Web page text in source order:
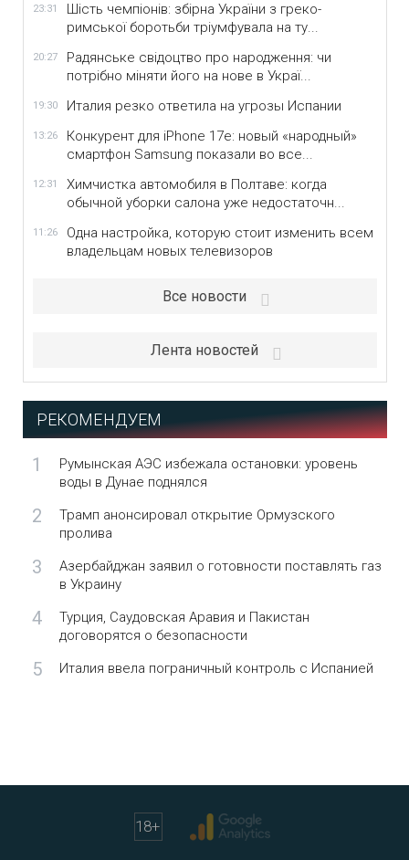
23:31
Шість чемпіонів: збірна України з греко-
римської боротьби тріумфувала на ту...
20:27
Радянське свідоцтво про народження: чи
потрібно міняти його на нове в Украї...
19:30 Италия резко ответила на угрозы Испании
13:26
Конкурент для iPhone 17e: новый «народный»
смартфон Samsung показали во все...
12:31
Химчистка автомобиля в Полтаве: когда
обычной уборки салона уже недостаточн...
11:26
Одна настройка, которую стоит изменить всем
владельцам новых телевизоров
Все новости
Лента новостей
РЕКОМЕНДУЕМ
1
Румынская АЭС избежала остановки: уровень
воды в Дунае поднялся
2
Трамп анонсировал открытие Ормузского
пролива
3
Азербайджан заявил о готовности поставлять газ
в Украину
4
Турция, Саудовская Аравия и Пакистан
договорятся о безопасности
5 Италия ввела пограничный контроль с Испанией
18+